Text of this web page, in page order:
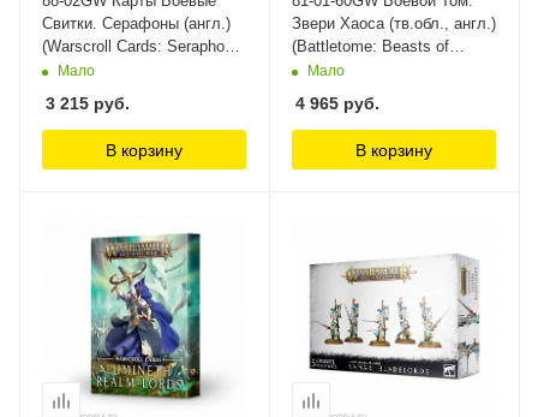
Свитки. Серафоны (англ.)
(Warscroll Cards: Seraphon
(Eng)) Games Workshop
Мало
3 215 руб.
В корзину
Звери Хаоса (тв.обл., англ.)
(Battletome: Beasts of
Chaos (HB, Eng)) Games
Мало
4 965 руб.
В корзину